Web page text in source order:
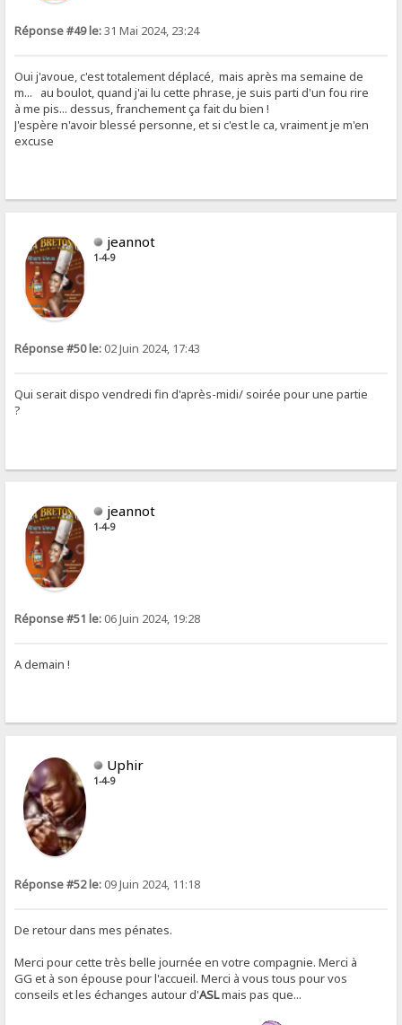
Réponse #49 le:31 Mai 2024, 23:24
Oui j'avoue, c'est totalement déplacé, mais après ma semaine de
m... au boulot, quand j'ai lu cette phrase, je suis parti d'un fou rire
à me pis... dessus, franchement ça fait du bien !
J'espère n'avoir blessé personne, et si c'est le ca, vraiment je m'en
excuse
jeannot
1-4-9
Réponse #50 le: 02 Juin 2024, 17:43
Qui serait dispo vendredi fin d'après-midi/ soirée pour une partie
?
jeannot
1-4-9
Réponse #51 le: 06 Juin 2024, 19:28
A demain !
Uphir
1-4-9
Réponse #52 le: 09 Juin 2024, 11:18
De retour dans mes pénates.
Merci pour cette très belle journée en votre compagnie. Merci à
GG et à son épouse pour l'accueil. Merci à vous tous pour vos
conseils et les échanges autour d'ASLmais pas que...